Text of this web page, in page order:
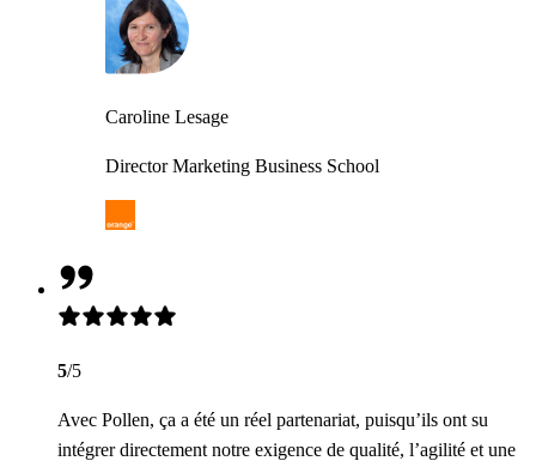
Caroline Lesage
Director Marketing Business School
5/5
Avec Pollen, ça a été un réel partenariat, puisqu’ils ont su
intégrer directement notre exigence de qualité, l’agilité et une